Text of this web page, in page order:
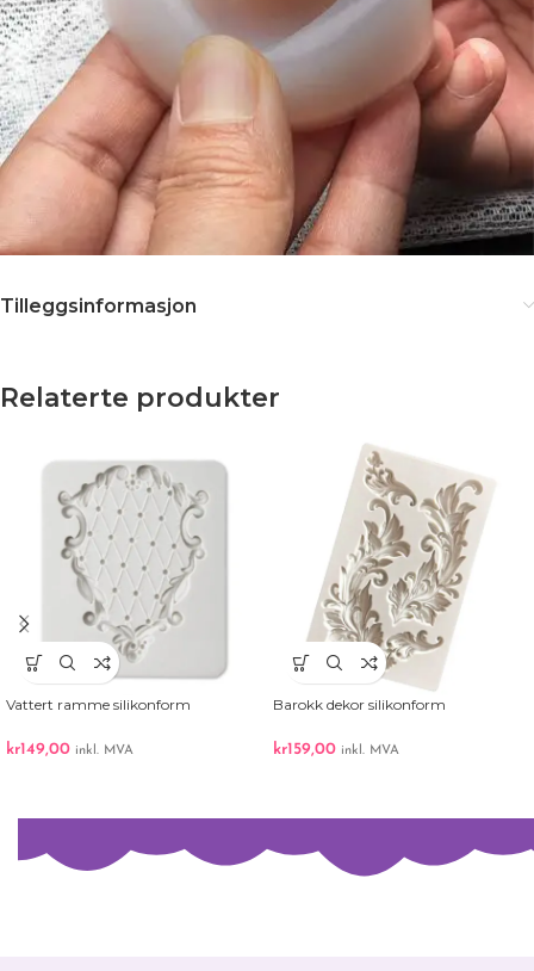
Tilleggsinformasjon
Relaterte produkter
Vattert ramme silikonform
kr149,00 inkl. MVA
Barokk dekor silikonform
kr159,00 inkl. MVA